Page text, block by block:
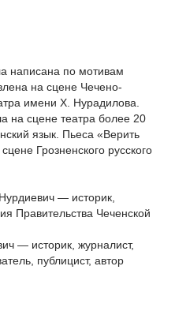
написана по мотивам
на сцене Чечено-
имени Х. Нурадилова.
на сцене театра более 20
язык. Пьеса «Верить
Грозненского русского
— историк,
Правительства Чеченской
— историк, журналист,
публицист, автор